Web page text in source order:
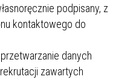
podpisany, z
kontaktowego do
danych
zawartych